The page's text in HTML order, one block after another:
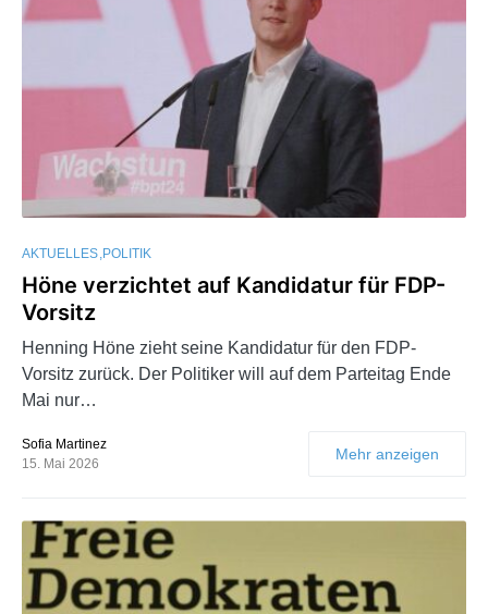
AKTUELLES POLITIK
Höne verzichtet auf Kandidatur für FDP-
Vorsitz
Henning Höne zieht seine Kandidatur für den FDP-
Vorsitz zurück. Der Politiker will auf dem Parteitag Ende
Mai nur…
Sofia Martinez
15. Mai 2026
Mehr anzeigen